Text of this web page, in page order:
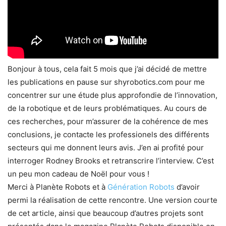
Bonjour à tous, cela fait 5 mois que j’ai décidé de mettre
les publications en pause sur shyrobotics.com pour me
concentrer sur une étude plus approfondie de l’innovation,
de la robotique et de leurs problématiques. Au cours de
ces recherches, pour m’assurer de la cohérence de mes
conclusions, je contacte les professionels des différents
secteurs qui me donnent leurs avis. J’en ai profité pour
interroger Rodney Brooks et retranscrire l’interview. C’est
un peu mon cadeau de Noël pour vous !
Merci à Planète Robots et à Génération Robots d’avoir
permi la réalisation de cette rencontre. Une version courte
de cet article, ainsi que beaucoup d’autres projets sont